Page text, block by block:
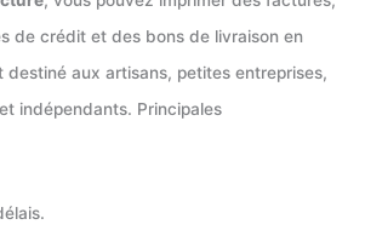
de crédit et des bons de livraison en
destiné aux artisans, petites entreprises,
indépendants. Principales